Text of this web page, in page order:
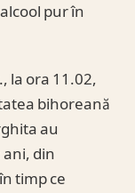
pur în
la ora 11.02,
bihoreană
au
din
timp ce